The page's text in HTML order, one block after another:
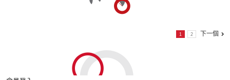
1 2 下一個